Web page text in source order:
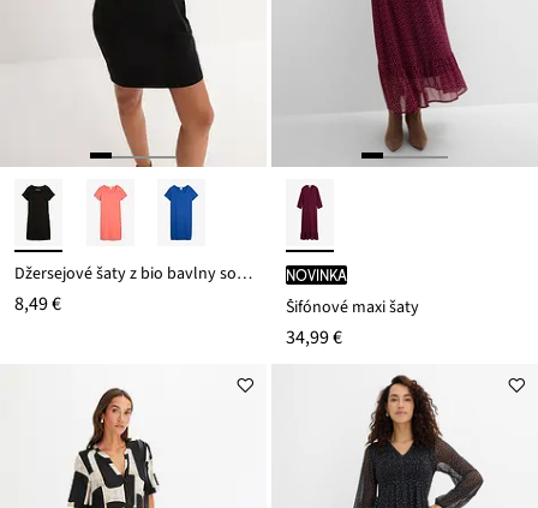
Džersejové šaty z bio bavlny so strečom
8,49 €
novinka
Šifónové maxi šaty
34,99 €